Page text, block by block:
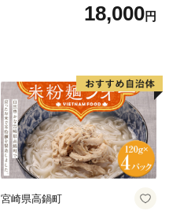
18,000円
宮崎県高鍋町